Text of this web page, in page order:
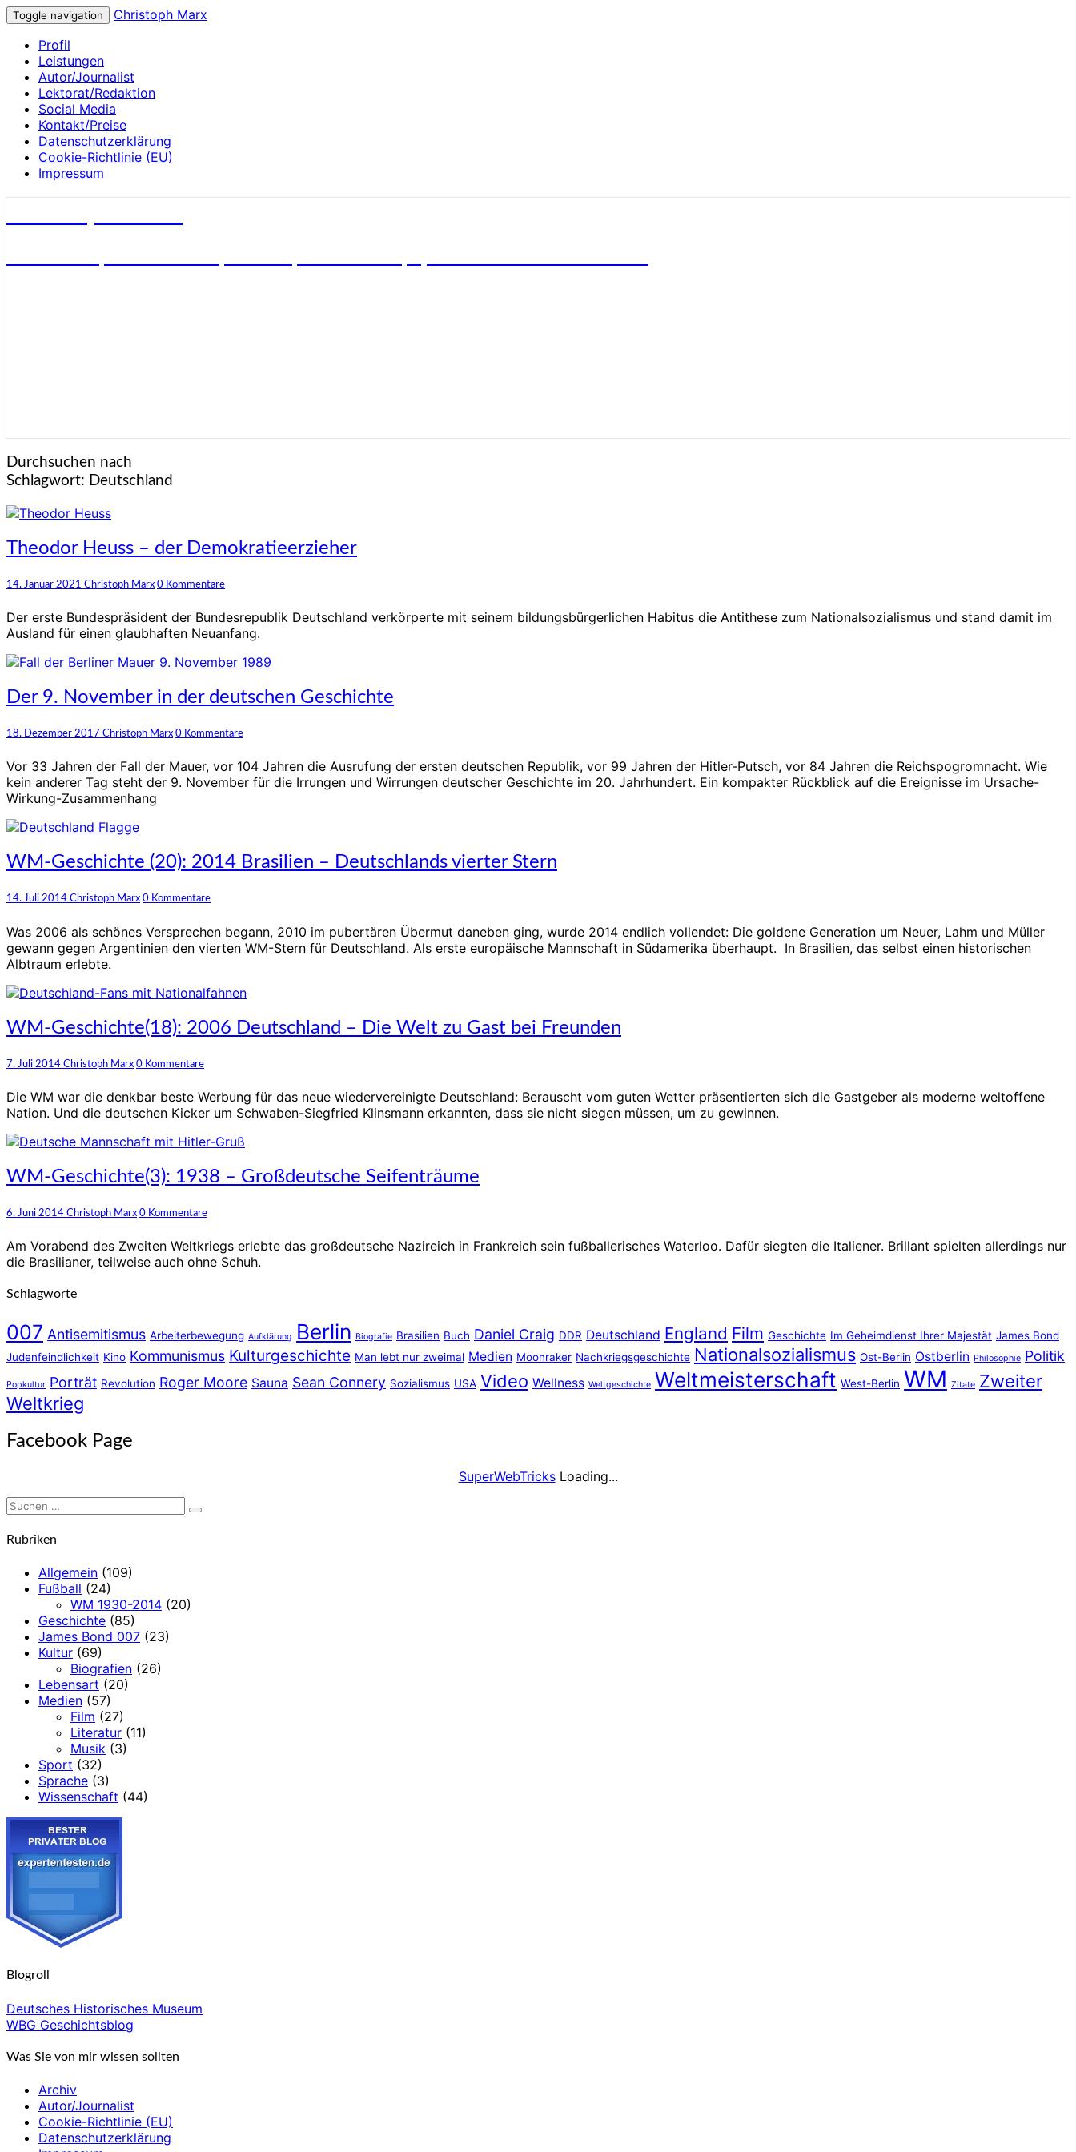
Toggle navigation
Christoph Marx
Profil
Leistungen
Autor/Journalist
Lektorat/Redaktion
Social Media
Kontakt/Preise
Datenschutzerklärung
Cookie-Richtlinie (EU)
Impressum
Durchsuchen nach
Schlagwort: Deutschland
Theodor
Heuss
–
der
Theodor Heuss – der Demokratieerzieher
14. Januar 2021 Christoph Marx Kommentare
0 Kommentare
Der erste Bundespräsident der Bundesrepublik Deutschland verkörperte mit seinem bildungsbürgerlichen Habitus die Antithese zum Nationalsozialismus und stand damit im
Ausland für einen glaubhaften Neuanfang.
Der
9.
November
in
der
deutschen
Geschichte
Der 9. November in der deutschen Geschichte
18. Dezember 2017 Christoph Marx Kommentare
0 Kommentare
Vor 33 Jahren der Fall der Mauer, vor 104 Jahren die Ausrufung der ersten deutschen Republik, vor 99 Jahren der Hitler-Putsch, vor 84 Jahren die Reichspogromnacht. Wie
kein anderer Tag steht der 9. November für die Irrungen und Wirrungen deutscher Geschichte im 20. Jahrhundert. Ein kompakter Rückblick auf die Ereignisse im Ursache-
Wirkung-Zusammenhang
WM-
Geschichte
(20):
2014
–
Deutschlands
vierter
Stern
WM-Geschichte (20): 2014 Brasilien – Deutschlands vierter Stern
14. Juli 2014 Christoph Marx Kommentare
0 Kommentare
Was 2006 als schönes Versprechen begann, 2010 im pubertären Übermut daneben ging, wurde 2014 endlich vollendet: Die goldene Generation um Neuer, Lahm und Müller
gewann gegen Argentinien den vierten WM-Stern für Deutschland. Als erste europäische Mannschaft in Südamerika überhaupt. In Brasilien, das selbst einen historischen
Albtraum erlebte.
WM-
Geschichte(18):
2006
Deutschland
Die
Welt
zu
Gast
bei
Freunden
WM-Geschichte(18): 2006 Deutschland – Die Welt zu Gast bei Freunden
7. Juli 2014 Christoph Marx Kommentare
0 Kommentare
Die WM war die denkbar beste Werbung für das neue wiedervereinigte Deutschland: Berauscht vom guten Wetter präsentierten sich die Gastgeber als moderne weltoffene
Nation. Und die deutschen Kicker um Schwaben-Siegfried Klinsmann erkannten, dass sie nicht siegen müssen, um zu gewinnen.
WM-
Geschichte(3):
1938
–
Seifenträume
WM-Geschichte(3): 1938 – Großdeutsche Seifenträume
6. Juni 2014 Christoph Marx Kommentare
0 Kommentare
Am Vorabend des Zweiten Weltkriegs erlebte das großdeutsche Nazireich in Frankreich sein fußballerisches Waterloo. Dafür siegten die Italiener. Brillant spielten allerdings nur
die Brasilianer, teilweise auch ohne Schuh.
Schlagworte
007 Antisemitismus Arbeiterbewegung Aufklärung Berlin Biografie Brasilien Buch Daniel Craig DDR Deutschland England Film Geschichte Im Geheimdienst Ihrer Majestät James Bond
Judenfeindlichkeit Kino Kommunismus Kulturgeschichte Man lebt nur zweimal Medien Moonraker Nachkriegsgeschichte Nationalsozialismus Ost-Berlin Ostberlin Philosophie Politik
Popkultur Porträt Revolution Roger Moore Sauna Sean Connery Sozialismus USA Video Wellness Weltgeschichte Weltmeisterschaft West-Berlin WM Zitate Zweiter
Weltkrieg
Facebook Page
SuperWebTricksLoading...
Suchen
Suchen
Rubriken
Allgemein (109)
Fußball (24)
WM 1930-2014 (20)
Geschichte (85)
James Bond 007 (23)
Kultur (69)
Biografien (26)
Lebensart (20)
Medien (57)
Film (27)
Literatur (11)
Musik (3)
Sport (32)
Sprache (3)
Wissenschaft (44)
Blogroll
Deutsches Historisches Museum
WBG Geschichtsblog
Was Sie von mir wissen sollten
Archiv
Autor/Journalist
Cookie-Richtlinie (EU)
Datenschutzerklärung